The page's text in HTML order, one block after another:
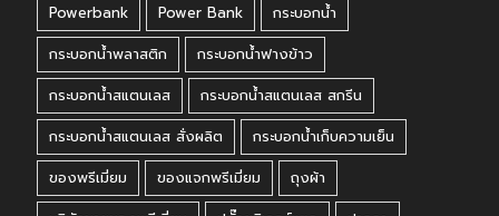
Powerbank Power Bank
กระบอกน้ำ
กระบอกน้ำพลาสติก
กระบอกน้ำฟางข้าว
กระบอกน้ำสแตนเลส
กระบอกน้ำสแตนเลส สกรีน
กระบอกน้ำสแตนเลส สั่งผลิต
กระบอกน้ำเก็บความเย็น
ของพรีเมี่ยม
ของแจกพรีเมี่ยม
ถุงผ้า